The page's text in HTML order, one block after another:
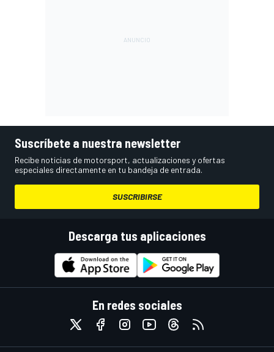
Suscríbete a nuestra newsletter
Recibe noticias de motorsport, actualizaciones y ofertas
especiales directamente en tu bandeja de entrada.
SUSCRIBIRSE
Descarga tus aplicaciones
En redes sociales